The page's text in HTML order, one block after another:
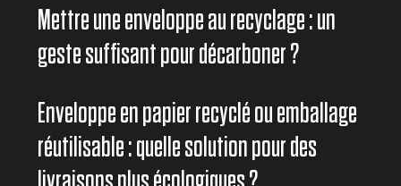
Mettre une enveloppe au recyclage : un
geste suffisant pour décarboner ?
Enveloppe en papier recyclé ou emballage
réutilisable : quelle solution pour des
livraisons plus écologiques ?